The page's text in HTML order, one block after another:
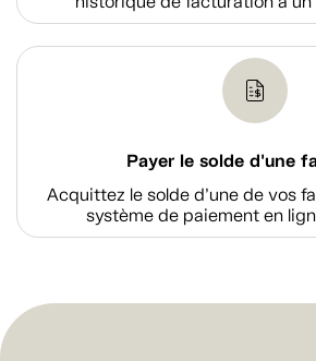
Payer le solde d'une
Acquittez le solde d’une de vos
système de paiement en